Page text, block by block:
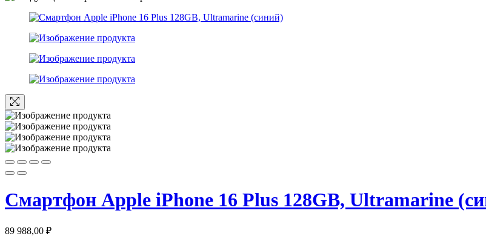
Смартфон Apple iPhone 16 Plus 128GB, Ultramarine
89 988,00 ₽